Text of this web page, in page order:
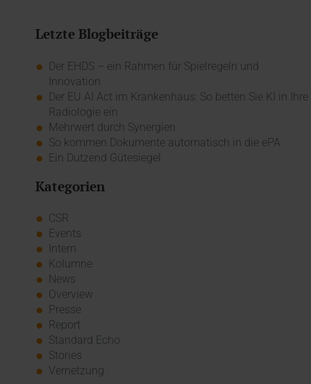
Letzte Blogbeiträge
Der EHDS – ein Rahmen für Spielregeln und
Innovation
Der EU AI Act im Krankenhaus: So betten Sie KI in Ihre
Radiologie ein
Mehrwert durch Synergien
So kommen Dokumente automatisch in die ePA
Ein Dutzend Gütesiegel
Kategorien
CSR
Events
Intern
Kolumne
News
Overview
Presse
Report
Standard Echo
Stories
Vernetzung